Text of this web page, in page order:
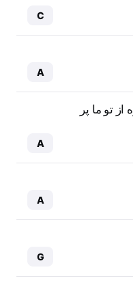
C
A
تو ما پر
A
A
G